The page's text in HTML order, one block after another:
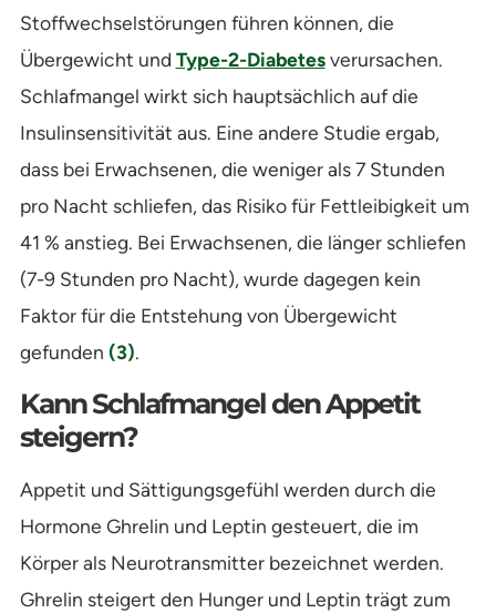
Stoffwechselstörungen führen können, die
Übergewicht und Type-2-Diabetesverursachen.
Schlafmangel wirkt sich hauptsächlich auf die
Insulinsensitivität aus. Eine andere Studie ergab,
dass bei Erwachsenen, die weniger als 7 Stunden
pro Nacht schliefen, das Risiko für Fettleibigkeit um
41 % anstieg. Bei Erwachsenen, die länger schliefen
(7-9 Stunden pro Nacht), wurde dagegen kein
Faktor für die Entstehung von Übergewicht
gefunden (3).
Kann Schlafmangel den Appetit
steigern?
Appetit und Sättigungsgefühl werden durch die
Hormone Ghrelin und Leptin gesteuert, die im
Körper als Neurotransmitter bezeichnet werden.
Ghrelin steigert den Hunger und Leptin trägt zum